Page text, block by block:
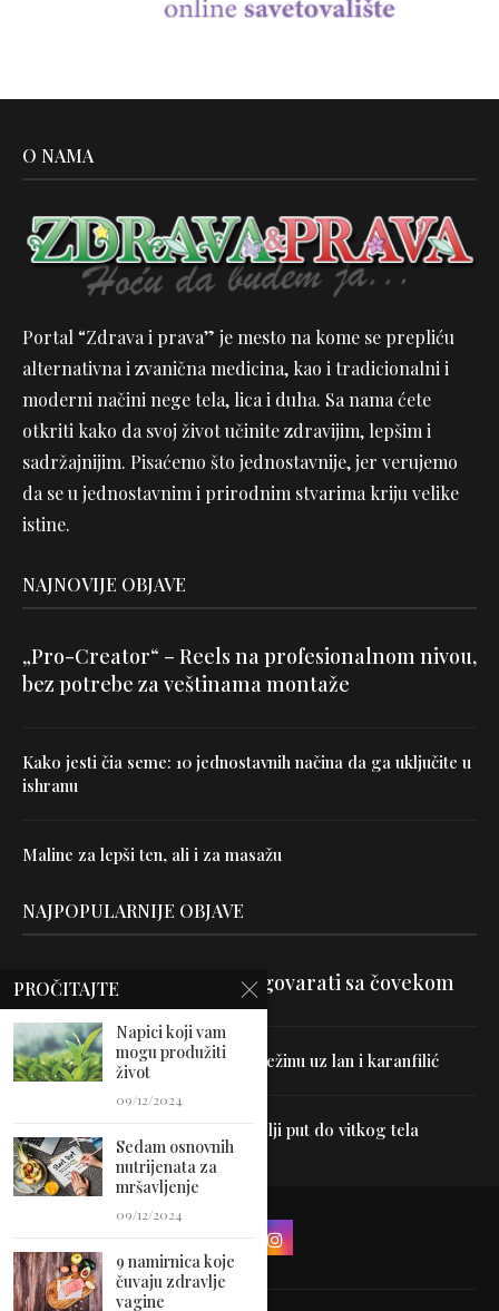
O NAMA
Portal “Zdrava i prava” je mesto na kome se prepliću
alternativna i zvanična medicina, kao i tradicionalni i
moderni načini nege tela, lica i duha. Sa nama ćete
otkriti kako da svoj život učinite zdravijim, lepšim i
sadržajnijim. Pisaćemo što jednostavnije, jer verujemo
da se u jednostavnim i prirodnim stvarima kriju velike
istine.
NAJNOVIJE OBJAVE
„Pro-Creator“ – Reels na profesionalnom nivou,
bez potrebe za veštinama montaže
Kako jesti čia seme: 10 jednostavnih načina da ga uključite u
ishranu
Maline za lepši ten, ali i za masažu
NAJPOPULARNIJE OBJAVE
Velika je veština znati razgovarati sa čovekom
Uništite parazite i normalizujte težinu uz lan i karanfilić
Dr Hajder: Akupunktura je najbolji put do vitkog tela
PROČITAJTE
Napici koji vam
mogu produžiti
život
09/12/2024
Sedam osnovnih
nutrijenata za
mršavljenje
09/12/2024
9 namirnica koje
čuvaju zdravlje
vagine